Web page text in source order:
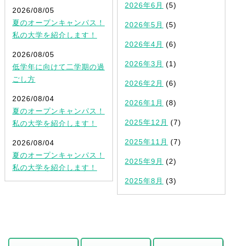
2026/08/05
夏のオープンキャンパス！
私の大学を紹介します！
2026/08/05
低学年に向けて二学期の過
ごし方
2026/08/04
夏のオープンキャンパス！
私の大学を紹介します！
2026/08/04
夏のオープンキャンパス！
私の大学を紹介します！
2026年6月 (5)
2026年5月 (5)
2026年4月 (6)
2026年3月 (1)
2026年2月 (6)
2026年1月 (8)
2025年12月 (7)
2025年11月 (7)
2025年9月 (2)
2025年8月 (3)